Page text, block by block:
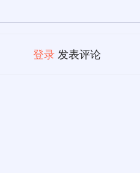
登录 发表评论